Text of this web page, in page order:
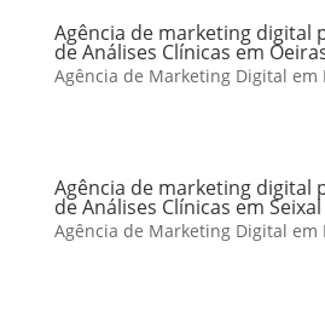
Agência de marketing digital
de Análises Clínicas em
Agência de Marketing Digital em
Agência de marketing digital
de Análises Clínicas em Seixal
Agência de Marketing Digital em